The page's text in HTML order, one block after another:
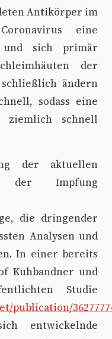
Antikörper im
eine
und sich primär
der
ändern
sodass eine
ziemlich schnell
der aktuellen
der Impfung
die dringender
Analysen und
In einer bereits
Kuhbandner und
Studie
publication/
entwickelnde